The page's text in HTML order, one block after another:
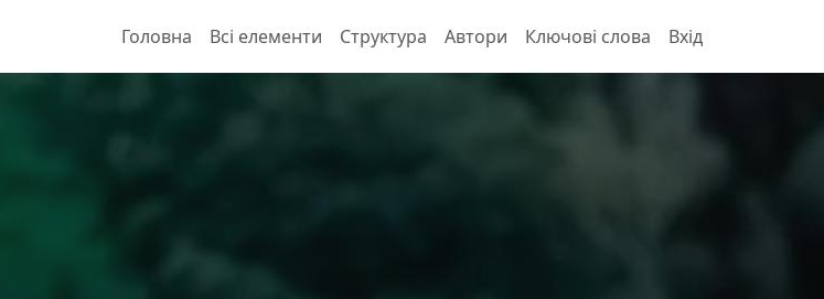
Головна Всі елементи Структура Автори Ключові слова Вхід